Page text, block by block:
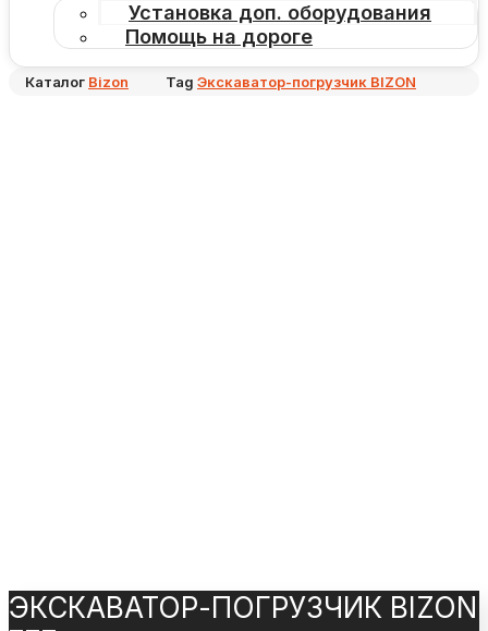
Установка доп. оборудования
Помощь на дороге
Каталог Bizon Tag Экскаватор-погрузчик BIZON
ЭКСКАВАТОР-ПОГРУЗЧИК BIZON